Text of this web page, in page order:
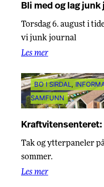
Bli med og lag
Torsdag 6. august i
vi junk journal
Les mer
BO I SIRDAL ,
SAMFUNN
Kraftvitensenteret:
Tak og ytterpaneler
sommer.
Les mer